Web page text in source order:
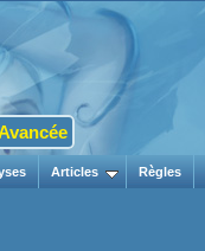
Articles Règles